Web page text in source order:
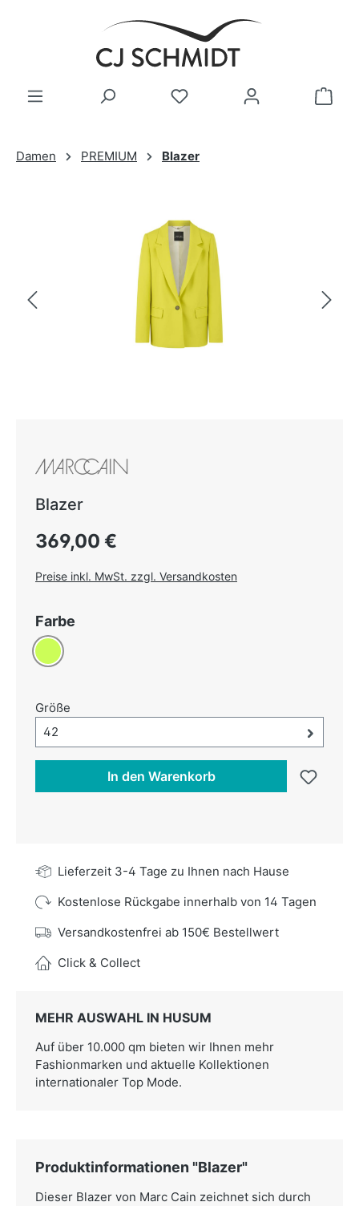
Zum Hauptinhalt springen
Damen PREMIUM Blazer
Blazer
Regulärer Preis:
369,00 €
Preise inkl. MwSt. zzgl. Versandkosten
Farbe
Limone
Größe
Größe-Auswahl öffnen, aktuell ausgewählt:
42
In den Warenkorb
Lieferzeit 3-4 Tage zu Ihnen nach Hause
Kostenlose Rückgabe innerhalb von 14 Tagen
Versandkostenfrei ab 150€ Bestellwert
Click & Collect
MEHR AUSWAHL IN HUSUM
Auf über 10.000 qm bieten wir Ihnen mehr
Fashionmarken und aktuelle Kollektionen
internationaler Top Mode.
Produktinformationen "Blazer"
Dieser Blazer von Marc Cain zeichnet sich durch